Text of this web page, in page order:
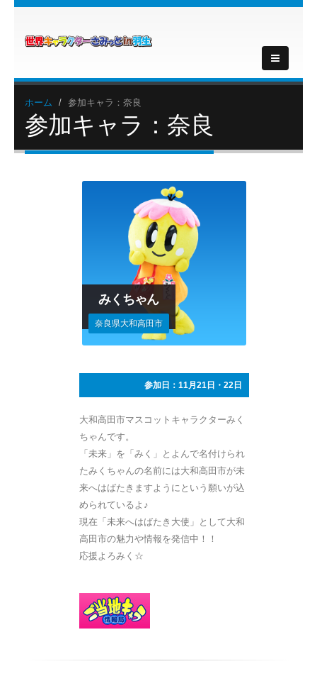
ホーム 参加キャラ：奈良
参加キャラ：奈良
みくちゃん
奈良県大和高田市
参加日：11月21日・22日
大和高田市マスコットキャラクターみく
ちゃんです。
「未来」を「みく」とよんで名付けられ
たみくちゃんの名前には大和高田市が未
来へはばたきますようにという願いが込
められているよ♪
現在「未来へはばたき大使」として大和
高田市の魅力や情報を発信中！！
応援よろみく☆